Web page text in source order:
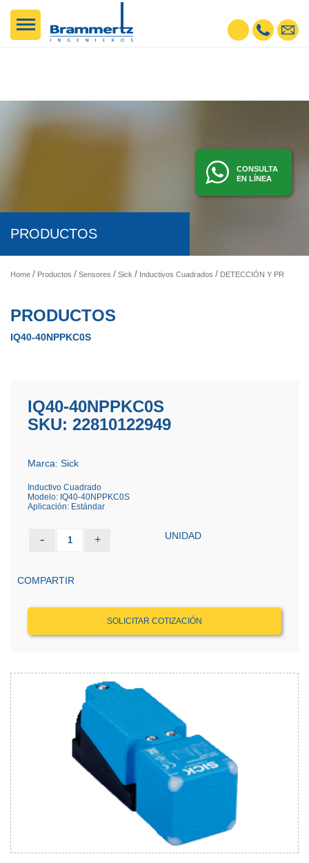
CONSULTA
EN LÍNEA
PRODUCTOS
Home Productos Sensores Sick Inductivos Cuadrados DETECCIÓN Y PRESENCIA - SENSORES FOTOELÉCTRICOS, INDUCTIVOS, ETC
PRODUCTOS
IQ40-40NPPKC0S
IQ40-40NPPKC0S
SKU: 22810122949
Marca: Sick
Inductivo Cuadrado
Modelo: IQ40-40NPPKC0S
Aplicación: Estándar
- 1 + UNIDAD
COMPARTIR
SOLICITAR COTIZACIÓN